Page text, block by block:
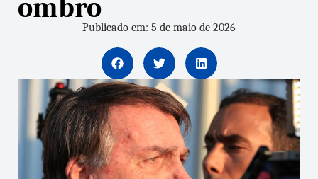
ombro
Publicado em: 5 de maio de 2026